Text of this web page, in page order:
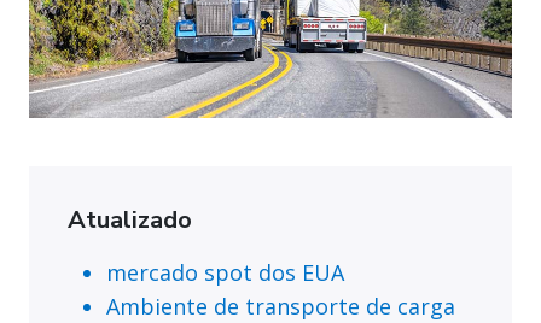
Atualizado
mercado spot dos EUA
Ambiente de transporte de carga